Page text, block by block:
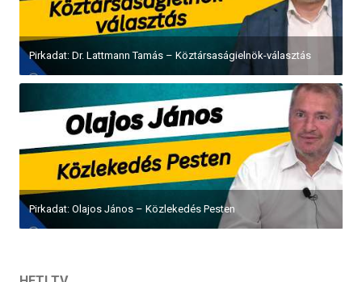
Pirkadat: Dr. Lattmann Tamás – Köztársaságielnök-választás
Pirkadat: Olajos János – Közlekedés Pesten